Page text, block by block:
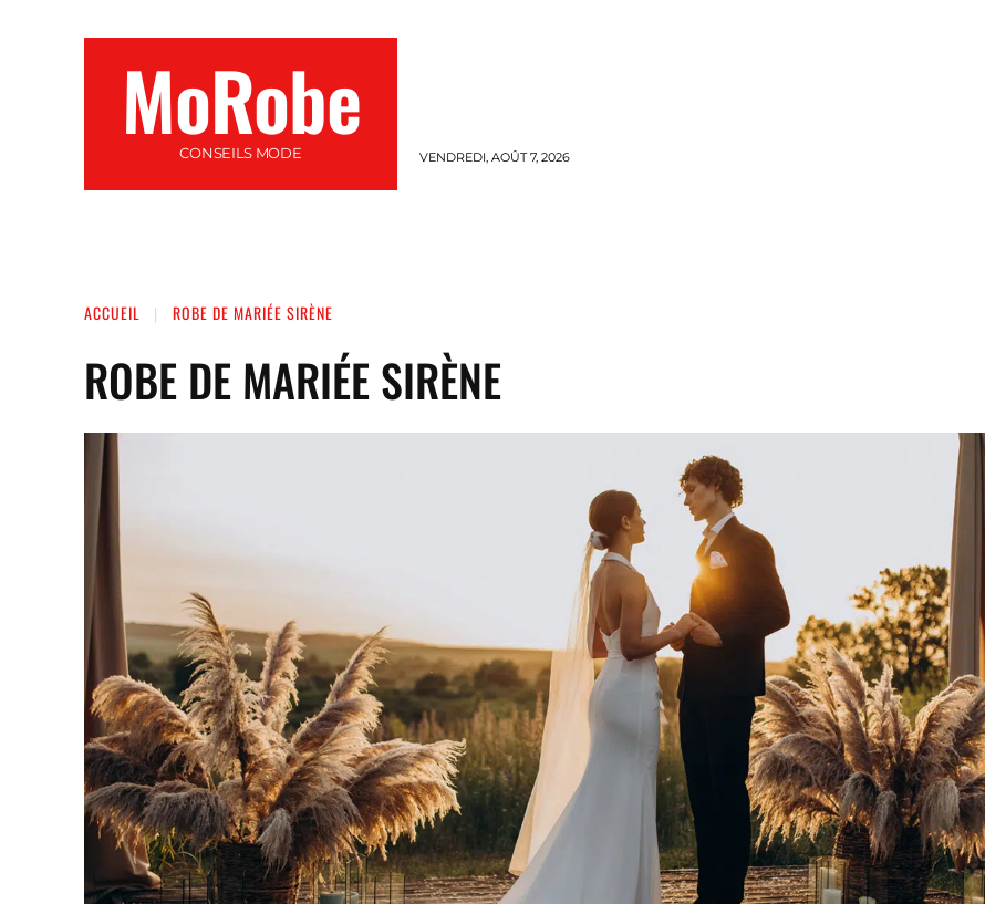
MoRobe
CONSEILS MODE VENDREDI, AOÛT 7, 2026
ACCUEIL ROBE DE MARIÉE SIRÈNE
ROBE DE MARIÉE SIRÈNE